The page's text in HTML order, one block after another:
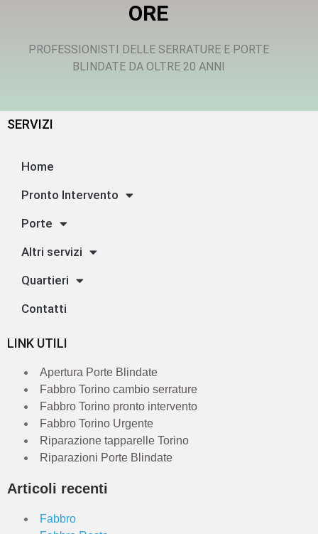
ORE
PROFESSIONISTI DELLE SERRATURE E PORTE
BLINDATE DA OLTRE 20 ANNI
SERVIZI
Home
Pronto Intervento
Porte
Altri servizi
Quartieri
Contatti
LINK UTILI
Apertura Porte Blindate
Fabbro Torino cambio serrature
Fabbro Torino pronto intervento
Fabbro Torino Urgente
Riparazione tapparelle Torino
Riparazioni Porte Blindate
Articoli recenti
Fabbro